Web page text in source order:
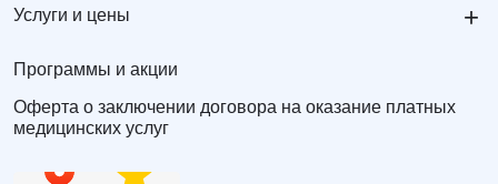
Услуги и цены +
Программы и акции
Оферта о заключении договора на оказание платных
медицинских услуг